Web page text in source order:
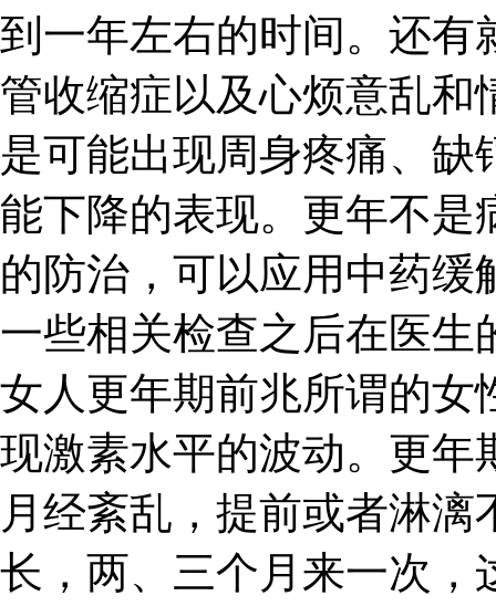
到一年左右的时间。还有
管收缩症以及心烦意乱和
是可能出现周身疼痛、
能下降的表现。更年不是
的防治，可以应用中药
一些相关检查之后在医生
女人更年期前兆所谓的女
现激素水平的波动。更年
月经紊乱，提前或者淋
长，两、三个月来一次，